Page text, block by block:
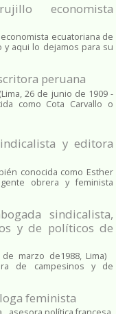
economista
ecuatoriana de
aqui lo dejamos para su
peruana
26 de junio de 1909 -
como Cota Carvallo o
y editora
conocida como Esther
obrera y feminista
sindicalista,
y de políticos de
marzo de1988, Lima)
de campesinos y de
feminista